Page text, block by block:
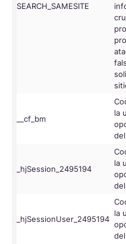
SEARCH_SAMESITE
__cf_bm
la
_hjSession_2495194
la
_hjSessionUser_2495194
la